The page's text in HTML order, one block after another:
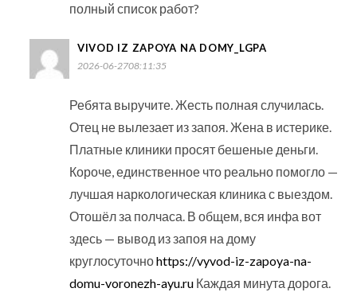
полный список работ?
VIVOD IZ ZAPOYA NA DOMY_LGPA
2026-06-2708:11:35
Ребята выручите. Жесть полная случилась.
Отец не вылезает из запоя. Жена в истерике.
Платные клиники просят бешеные деньги.
Короче, единственное что реально помогло —
лучшая наркологическая клиника с выездом.
Отошёл за полчаса. В общем, вся инфа вот
здесь — вывод из запоя на дому
круглосуточноhttps://vyvod-iz-zapoya-na-
domu-voronezh-ayu.ruКаждая минута дорога.